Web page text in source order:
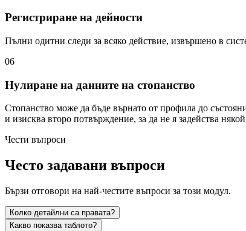
Регистриране на дейности
Пълни одитни следи за всяко действие, извършено в
06
Нулиране на данните на стопанство
Стопанство може да бъде върнато от профила до
и изисква второ потвърждение, за да не я задейства
Чести въпроси
Често задавани въпроси
Бързи отговори на най-честите въпроси за този модул.
Колко детайлни са правата?
Какво показва таблото?